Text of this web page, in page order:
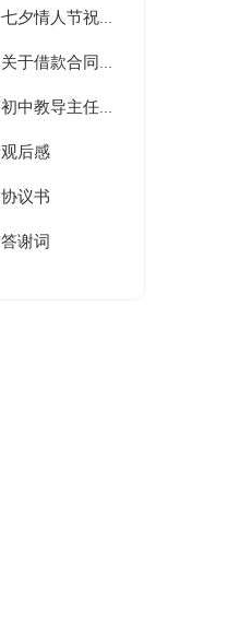
七夕情人节祝福语汇编15篇
关于借款合同合集15篇
初中教导主任个人述职报告
观后感
协议书
答谢词